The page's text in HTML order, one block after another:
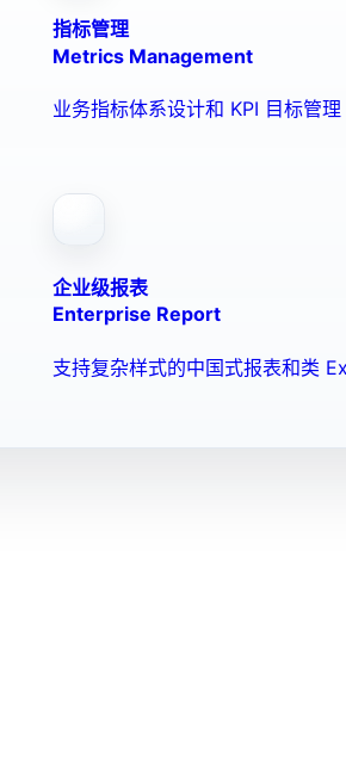
指标管理
Metrics Management
业务指标体系设计和 KPI 目标管理
企业级报表
Enterprise Report
支持复杂样式的中国式报表和类